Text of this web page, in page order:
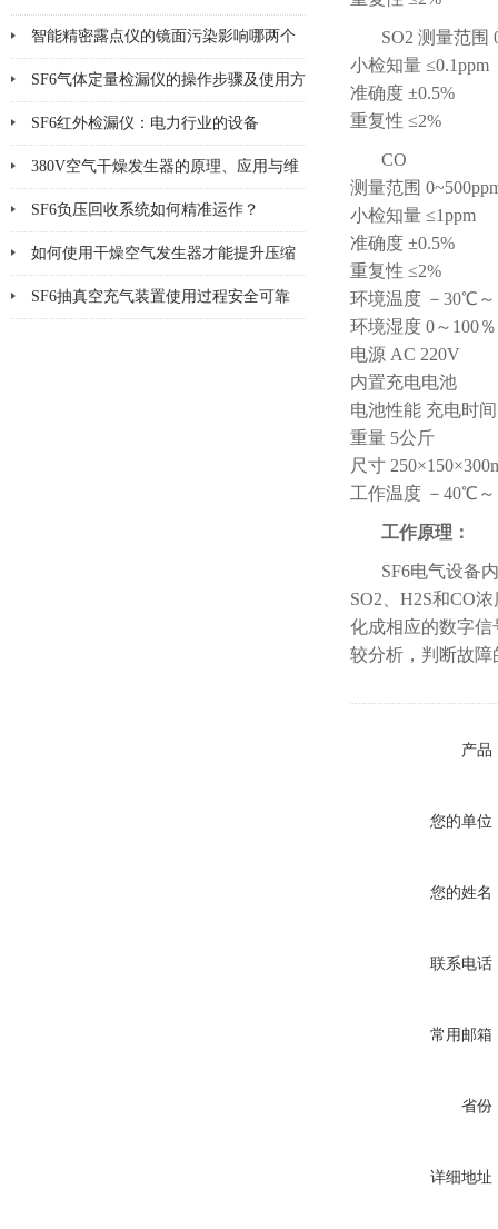
区与校准技巧
智能精密露点仪的镜面污染影响哪两个
方面
SF6气体定量检漏仪的操作步骤及使用方
法说明
SF6红外检漏仪：电力行业的设备
380V空气干燥发生器的原理、应用与维
护
SF6负压回收系统如何精准运作？
如何使用干燥空气发生器才能提升压缩
空气的纯净度？
SF6抽真空充气装置使用过程安全可靠
SO2 测量范围
小检知量 ≤0.1ppm
准确度 ±0.5%
重复性 ≤2%
CO
测量范围
小检知量 ≤1ppm
准确度 ±0.5%
重复性 ≤2%
环境温度 －30℃
环境湿度 0～100
电源 AC 220V
内置充电电池
电池性能 充电时
重量 5公斤
尺寸
工作温度 －40℃
工作原理：
SF6电气设备
SO2、H2S和CO
化成相应的数字
较分析，判断故障
产品
您的单位
您的姓名
联系电话
常用邮箱
省份
详细地址